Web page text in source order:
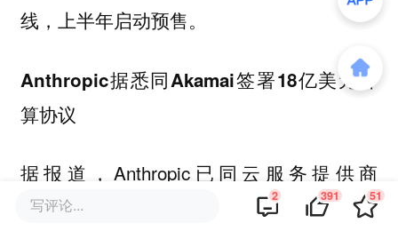
线，上半年启动预售。
Anthropic据悉同Akamai签署18亿美元计
算协议
据报道，Anthropic已同云服务提供商
Akamai Technologies签署一项18亿美元的
写评论... 2 391 51